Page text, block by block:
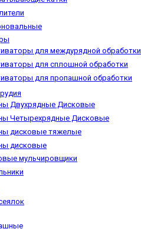
для междурядной обработки
для сплошной обработки
для пропашной обработки
Двухрядные Дисковые
Четырехрядные Дисковые
дисковые тяжелые
дисковые
мульчировщики